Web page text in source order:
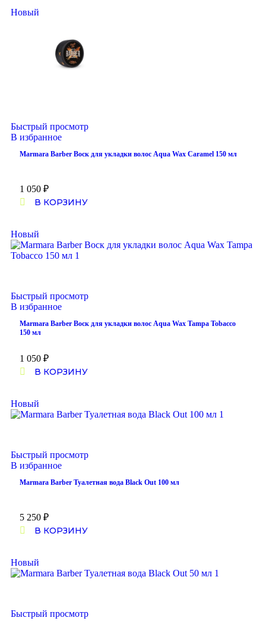
Новый
Быстрый просмотр
В избранное
Marmara Barber Воск для укладки волос Aqua Wax Caramel 150 мл
1 050 ₽
В КОРЗИНУ
Новый
Быстрый просмотр
В избранное
Marmara Barber Воск для укладки волос Aqua Wax Tampa Tobacco
150 мл
1 050 ₽
В КОРЗИНУ
Новый
Быстрый просмотр
В избранное
Marmara Barber Туалетная вода Black Out 100 мл
5 250 ₽
В КОРЗИНУ
Новый
Быстрый просмотр